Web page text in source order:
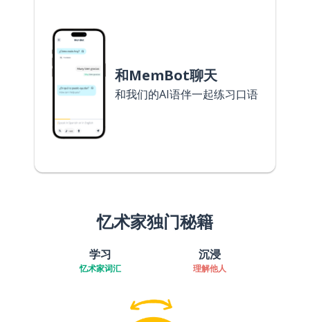
和MemBot聊天
和我们的AI语伴一起练习口语
忆术家独门秘籍
学习
忆术家词汇
沉浸
理解他人